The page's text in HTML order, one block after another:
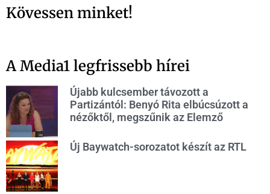
Kövessen minket!
A Media1 legfrissebb hírei
Újabb kulcsember távozott a
Partizántól: Benyó Rita elbúcsúzott a
nézőktől, megszűnik az Elemző
Új Baywatch-sorozatot készít az RTL